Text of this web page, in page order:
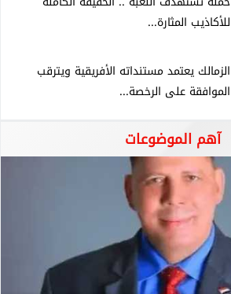
للأكاذيب المثارة...
الزمالك يعتمد مستنداته الأفريقية ويترقب
الموافقة على الرخصة...
آهم الموضوعات